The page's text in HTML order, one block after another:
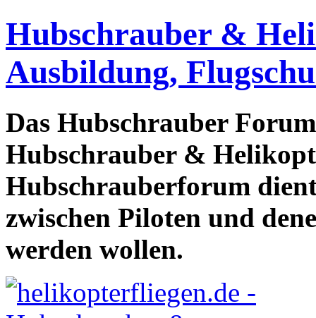
Hubschrauber &
Ausbildung,
Das Hubschrauber
Hubschrauber &
Hubschrauberforum
zwischen Piloten und
werden wollen.